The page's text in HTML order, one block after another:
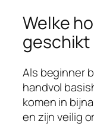
Welke
geschikt
Als beginner
handvol
komen in
en zijn veilig